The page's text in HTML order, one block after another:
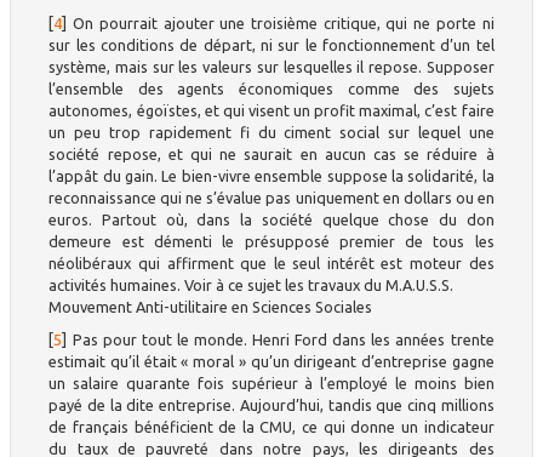
[4]On pourrait ajouter une troisième critique, qui ne porte ni
sur les conditions de départ, ni sur le fonctionnement d’un tel
système, mais sur les valeurs sur lesquelles il repose. Supposer
l’ensemble des agents économiques comme des sujets
autonomes, égoïstes, et qui visent un profit maximal, c’est faire
un peu trop rapidement fi du ciment social sur lequel une
société repose, et qui ne saurait en aucun cas se réduire à
l’appât du gain. Le bien-vivre ensemble suppose la solidarité, la
reconnaissance qui ne s’évalue pas uniquement en dollars ou en
euros. Partout où, dans la société quelque chose du don
demeure est démenti le présupposé premier de tous les
néolibéraux qui affirment que le seul intérêt est moteur des
activités humaines. Voir à ce sujet les travaux du M.A.U.S.S.
Mouvement Anti-utilitaire en Sciences Sociales
[5] Pas pour tout le monde. Henri Ford dans les années trente
estimait qu’il était « moral » qu’un dirigeant d’entreprise gagne
un salaire quarante fois supérieur à l’employé le moins bien
payé de la dite entreprise. Aujourd’hui, tandis que cinq millions
de français bénéficient de la CMU, ce qui donne un indicateur
du taux de pauvreté dans notre pays, les dirigeants des